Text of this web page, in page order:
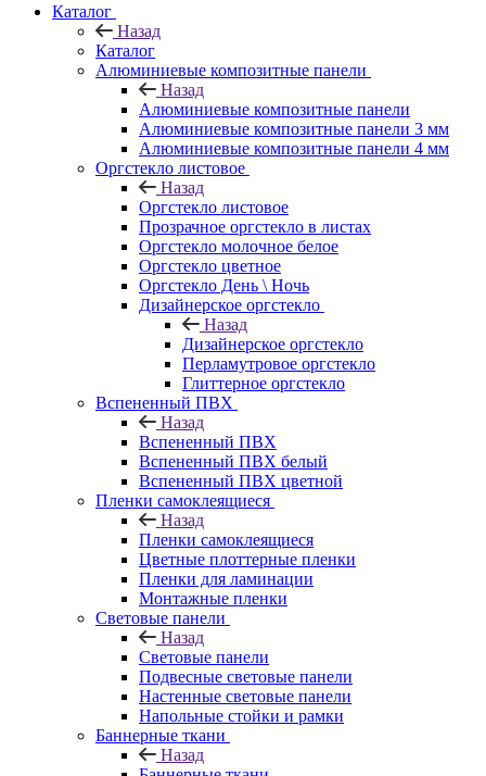
Каталог
Назад
Каталог
Алюминиевые композитные панели
Назад
Алюминиевые композитные панели
Алюминиевые композитные панели 3 мм
Алюминиевые композитные панели 4 мм
Оргстекло листовое
Назад
Оргстекло листовое
Прозрачное оргстекло в листах
Оргстекло молочное белое
Оргстекло цветное
Оргстекло День \ Ночь
Дизайнерское оргстекло
Назад
Дизайнерское оргстекло
Перламутровое оргстекло
Глиттерное оргстекло
Вспененный ПВХ
Назад
Вспененный ПВХ
Вспененный ПВХ белый
Вспененный ПВХ цветной
Пленки самоклеящиеся
Назад
Пленки самоклеящиеся
Цветные плоттерные пленки
Пленки для ламинации
Монтажные пленки
Световые панели
Назад
Световые панели
Подвесные световые панели
Настенные световые панели
Напольные стойки и рамки
Баннерные ткани
Назад